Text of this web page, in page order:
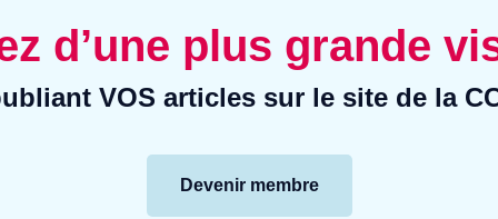
d’une plus grande
VOS articles sur le site de la
Devenir membre